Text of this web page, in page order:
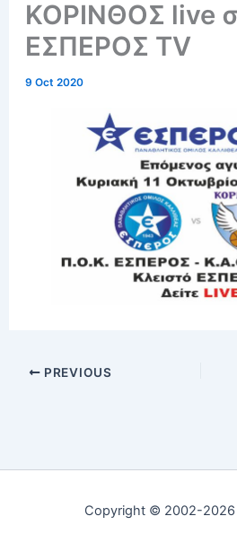
ΚΟΡΙΝΘΟΣ live
ΕΣΠΕΡΟΣ TV
9 Oct 2020
PREVIOUS
Copyright © 2002-2026